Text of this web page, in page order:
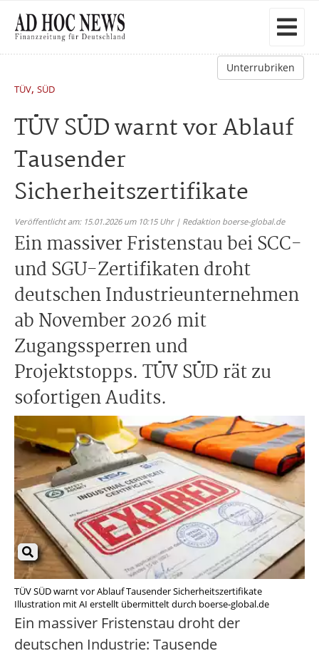
Unterrubriken
TÜV, SÜD
TÜV SÜD warnt vor Ablauf
Tausender
Sicherheitszertifikate
Veröffentlicht am: 15.01.2026 um 10:15 Uhr | Redaktion boerse-global.de
Ein massiver Fristenstau bei SCC-
und SGU-Zertifikaten droht
deutschen Industrieunternehmen
ab November 2026 mit
Zugangssperren und
Projektstopps. TÜV SÜD rät zu
sofortigen Audits.
TÜV SÜD warnt vor Ablauf Tausender Sicherheitszertifikate
Illustration mit AI erstellt übermittelt durch boerse-global.de
Ein massiver Fristenstau droht der
deutschen Industrie: Tausende